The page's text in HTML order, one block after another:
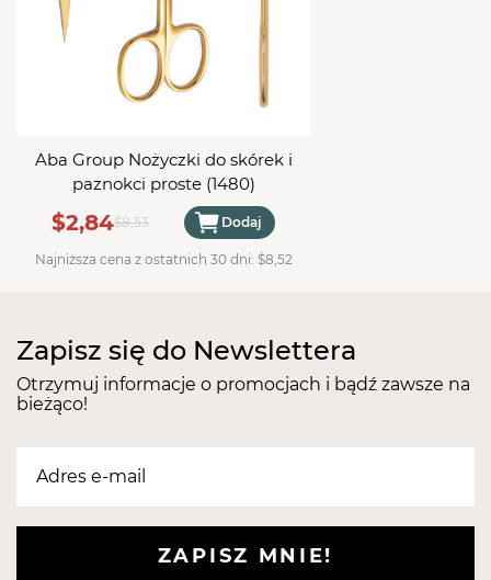
Aba Group Nożyczki do skórek i
paznokci proste (1480)
$2,84$8,53 Dodaj
Najniższa cena z ostatnich 30 dni: $8,52
Zapisz się do Newslettera
Otrzymuj informacje o promocjach i bądź zawsze na
bieżąco!
ZAPISZ MNIE!